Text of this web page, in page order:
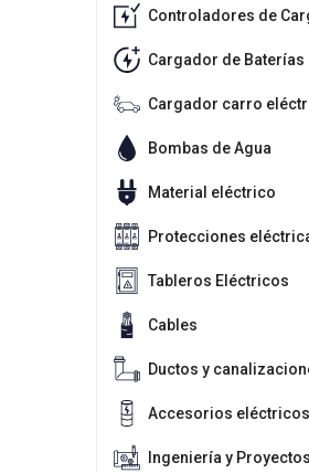
Controladores de
Cargador de Baterías
Cargador carro
Bombas de Agua
Material eléctrico
Protecciones
Tableros Eléctricos
Cables
Ductos y
Accesorios eléctricos
Ingeniería y Proyectos